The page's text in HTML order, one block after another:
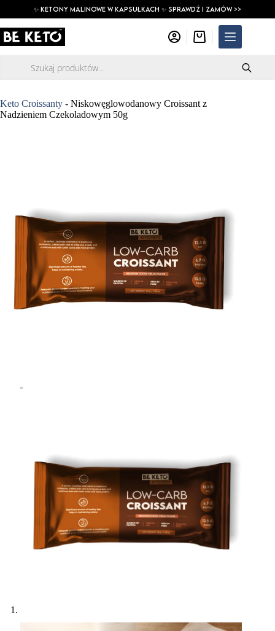
treści
✨ ketony malinowe w kapsułkach ✨ SPRAWDŹ I ZAMÓW >>
Koszyk
produktów
Keto Croissanty - Niskowęglowodanowy Croissant z
Nadzieniem Czekoladowym 50g